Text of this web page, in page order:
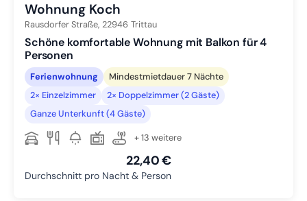
Wohnung Koch
Rausdorfer Straße, 22946 Trittau
Schöne komfortable Wohnung mit Balkon für 4
Personen
Ferienwohnung
Mindestmietdauer 7 Nächte
2× Einzelzimmer
2× Doppelzimmer (2 Gäste)
Ganze Unterkunft (4 Gäste)
+ 13 weitere
22,40 €
Durchschnitt pro Nacht & Person